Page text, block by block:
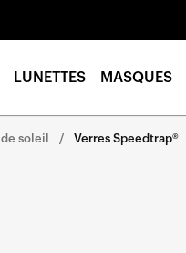
LUNETTES MASQUES
soleil Verres Speedtrap®